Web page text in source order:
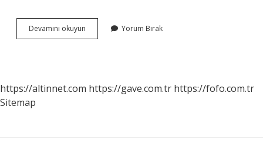
Devamını okuyun
Ülke
Yorum Bırak
https://altinnet.com https://gave.com.tr https://fofo.com.tr
Sitemap